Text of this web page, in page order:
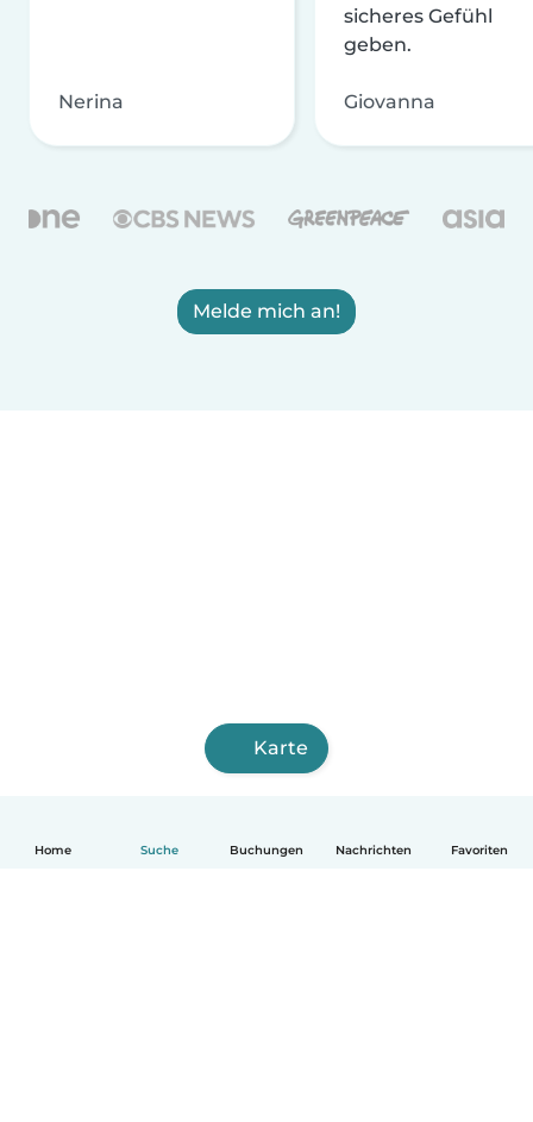
Home Suche Buchungen Nachrichten Favoriten
Nerina
sicheres Gefühl
geben.
Giovanna
Melde mich an!
Karte